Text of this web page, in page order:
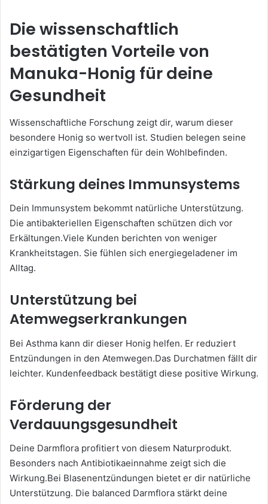
Die wissenschaftlich
bestätigten Vorteile von
Manuka-Honig für deine
Gesundheit
Wissenschaftliche Forschung zeigt dir, warum dieser
besondere Honig so wertvoll ist. Studien belegen seine
einzigartigen Eigenschaften für dein Wohlbefinden.
Stärkung deines Immunsystems
Dein Immunsystem bekommt natürliche Unterstützung.
Die antibakteriellen Eigenschaften schützen dich vor
Erkältungen.Viele Kunden berichten von weniger
Krankheitstagen. Sie fühlen sich energiegeladener im
Alltag.
Unterstützung bei
Atemwegserkrankungen
Bei Asthma kann dir dieser Honig helfen. Er reduziert
Entzündungen in den Atemwegen.Das Durchatmen fällt dir
leichter. Kundenfeedback bestätigt diese positive Wirkung.
Förderung der
Verdauungsgesundheit
Deine Darmflora profitiert von diesem Naturprodukt.
Besonders nach Antibiotikaeinnahme zeigt sich die
Wirkung.Bei Blasenentzündungen bietet er dir natürliche
Unterstützung. Die balanced Darmflora stärkt deine